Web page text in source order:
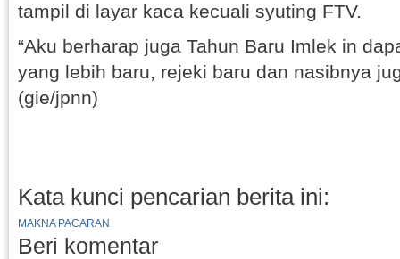
tampil di layar kaca kecuali syuting FTV.
“Aku berharap juga Tahun Baru Imlek in
yang lebih baru, rejeki baru dan nasibnya
(gie/jpnn)
Kata kunci pencarian berita ini:
MAKNA PACARAN
Beri komentar